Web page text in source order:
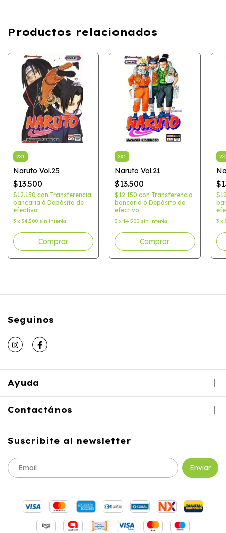
Productos relacionados
2X1
Naruto Vol.25
$13.500
$12.150 con Transferencia
bancaria ó Depósito de
efectivo
3 x $4.500 sin interés
2X1
Naruto Vol.21
$13.500
$12.150con Transferencia
bancaria ó Depósito de
efectivo
3 x$4.500 sin interés 3 x
Seguinos
Ayuda
Contactános
Suscribite al newsletter